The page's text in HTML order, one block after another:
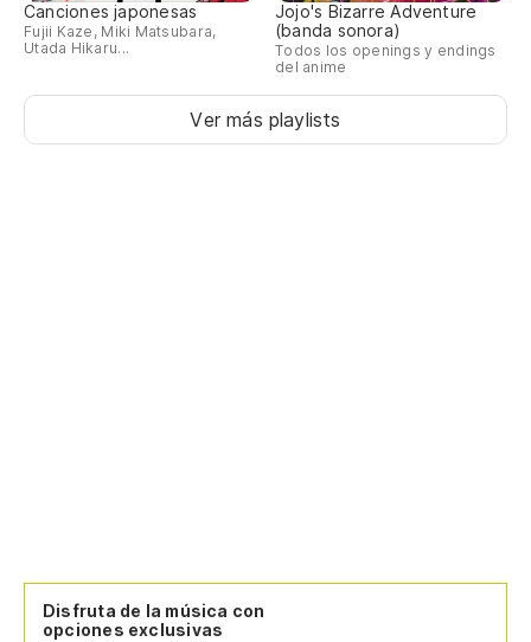
Canciones japonesas
Fujii Kaze, Miki Matsubara,
Utada Hikaru...
Jojo's Bizarre Adventure
(banda sonora)
Todos los openings y endings
del anime
Ver más playlists
Disfruta de la música con
opciones exclusivas